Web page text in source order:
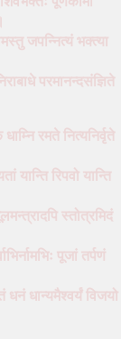
जपन्नित्यं भक्त्या
धाम्नि रमते
यान्ति रिपवो यान्ति
स्तोत्रमिदं
पूजां तर्पणं
धनं धान्यमैश्वर्यं विजयो